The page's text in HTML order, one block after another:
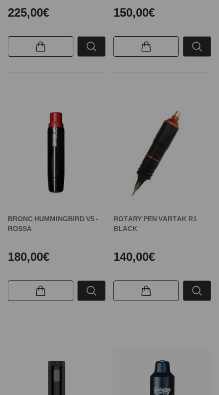
225,00€ 150,00€
BRONC HUMMINGBIRD V5 -
ROSSA
180,00€
ROTARY PEN VARTAK R1
BLACK
140,00€